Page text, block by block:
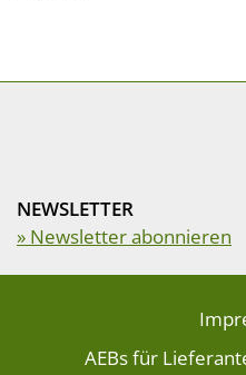
NEWSLETTER
» Newsletter abonnieren
AEBs für